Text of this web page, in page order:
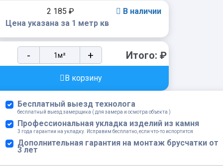
2 185 ₽
В наличии
Цена указана за 1 метр кв
Тротуарная
плитка
П17-
6
60
мм
ColorMix
- + Итого: ₽
В корзину
Бесплатный выезд технолога
бесплатный выезд замерщика ( для замера и осмотра объекта )
Профессиональная укладка изделий из камня
3 года гарантии на укладку. Исправим бесплатно, если что-то испортится
Дополнительная гарантия на монтаж брусчатки от
3 лет